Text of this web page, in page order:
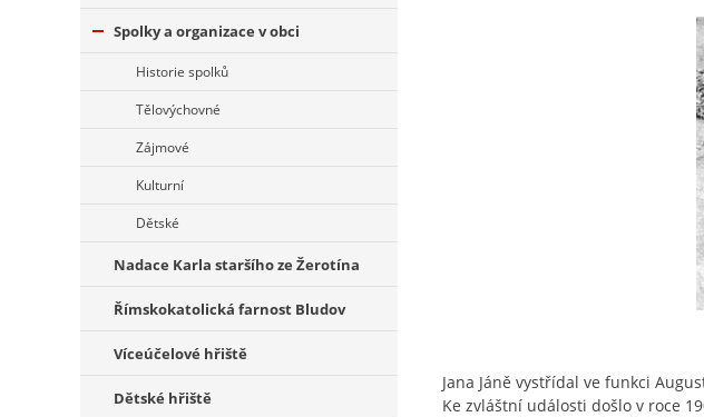
Spolky a organizace v obci
Historie spolků
Tělovýchovné
Zájmové
Kulturní
Dětské
Nadace Karla staršího ze Žerotína
Římskokatolická farnost Bludov
Víceúčelové hřiště
Dětské hřiště
Jana Jáně vystřídal ve funkci
Ke zvláštní události došlo v roce